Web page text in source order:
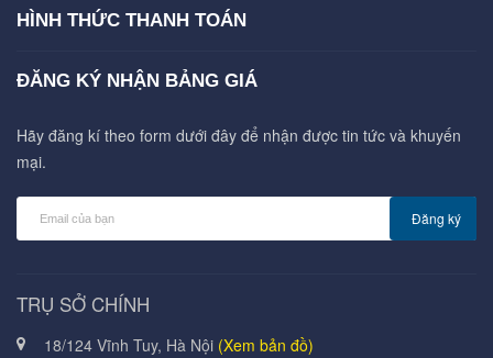
HÌNH THỨC THANH TOÁN
ĐĂNG KÝ NHẬN BẢNG GIÁ
Hãy đăng kí theo form dưới đây để nhận được tin tức và khuyến
mại.
Đăng ký
TRỤ SỞ CHÍNH
18/124 Vĩnh Tuy, Hà Nội (Xem bản đồ)